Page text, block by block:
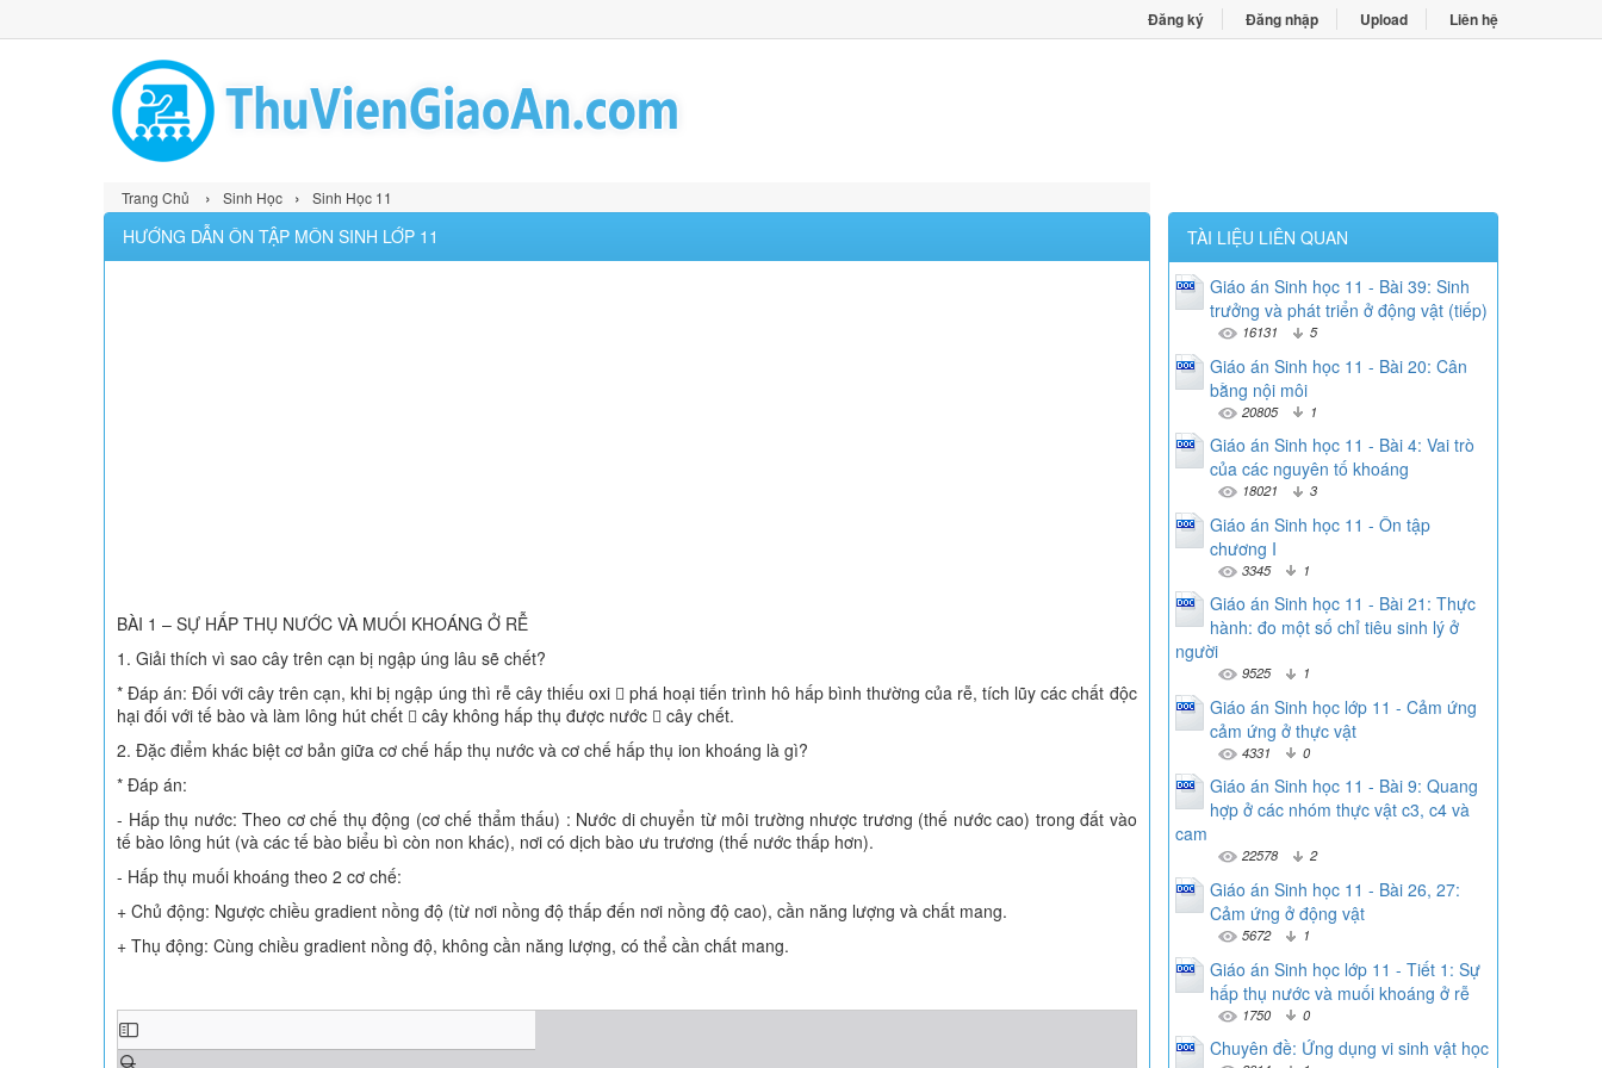
Đăng ký Đăng nhập Upload Liên hệ
Trang Chủ › Sinh Học › Sinh Học 11
HƯỚNG DẪN ÔN TẬP MÔN SINH LỚP 11
BÀI 1 – SỰ HẤP THỤ NƯỚC VÀ MUỐI KHOÁNG Ở RỄ
1. Giải thích vì sao cây trên cạn bị ngập úng lâu sẽ chết?
* Đáp án: Đối với cây trên cạn, khi bị ngập úng thì rễ cây thiếu oxi  phá hoại tiến trình hô hấp bình thường của rễ, tích lũy các chất độc
hại đối với tế bào và làm lông hút chết  cây không hấp thụ được nước  cây chết.
2. Đặc điểm khác biệt cơ bản giữa cơ chế hấp thụ nước và cơ chế hấp thụ ion khoáng là gì?
* Đáp án:
- Hấp thụ nước: Theo cơ chế thụ động (cơ chế thẩm thấu) : Nước di chuyển từ môi trường nhược trương (thế nước cao) trong đất vào
tế bào lông hút (và các tế bào biểu bì còn non khác), nơi có dịch bào ưu trương (thế nước thấp hơn).
- Hấp thụ muối khoáng theo 2 cơ chế:
+ Chủ động: Ngược chiều gradient nồng độ (từ nơi nồng độ thấp đến nơi nồng độ cao), cần năng lượng và chất mang.
+ Thụ động: Cùng chiều gradient nồng độ, không cần năng lượng, có thể cần chất mang.
TÀI LIỆU LIÊN QUAN
Giáo án Sinh học 11 - Bài 39: Sinh
trưởng và phát triển ở động vật (tiếp)
16131 5
Giáo án Sinh học 11 - Bài 20: Cân
bằng nội môi
20805 1
Giáo án Sinh học 11 - Bài 4: Vai trò
của các nguyên tố khoáng
18021 3
Giáo án Sinh học 11 - Ôn tập
chương I
3345 1
Giáo án Sinh học 11 - Bài 21: Thực
hành: đo một số chỉ tiêu sinh lý ở
người
9525 1
Giáo án Sinh học lớp 11 - Cảm ứng
cảm ứng ở thực vật
4331 0
Giáo án Sinh học 11 - Bài 9: Quang
hợp ở các nhóm thực vật c3, c4 và
cam
22578 2
Giáo án Sinh học 11 - Bài 26, 27:
Cảm ứng ở động vật
5672 1
Giáo án Sinh học lớp 11 - Tiết 1: Sự
hấp thụ nước và muối khoáng ở rễ
1750 0
Chuyên đề: Ứng dụng vi sinh vật học